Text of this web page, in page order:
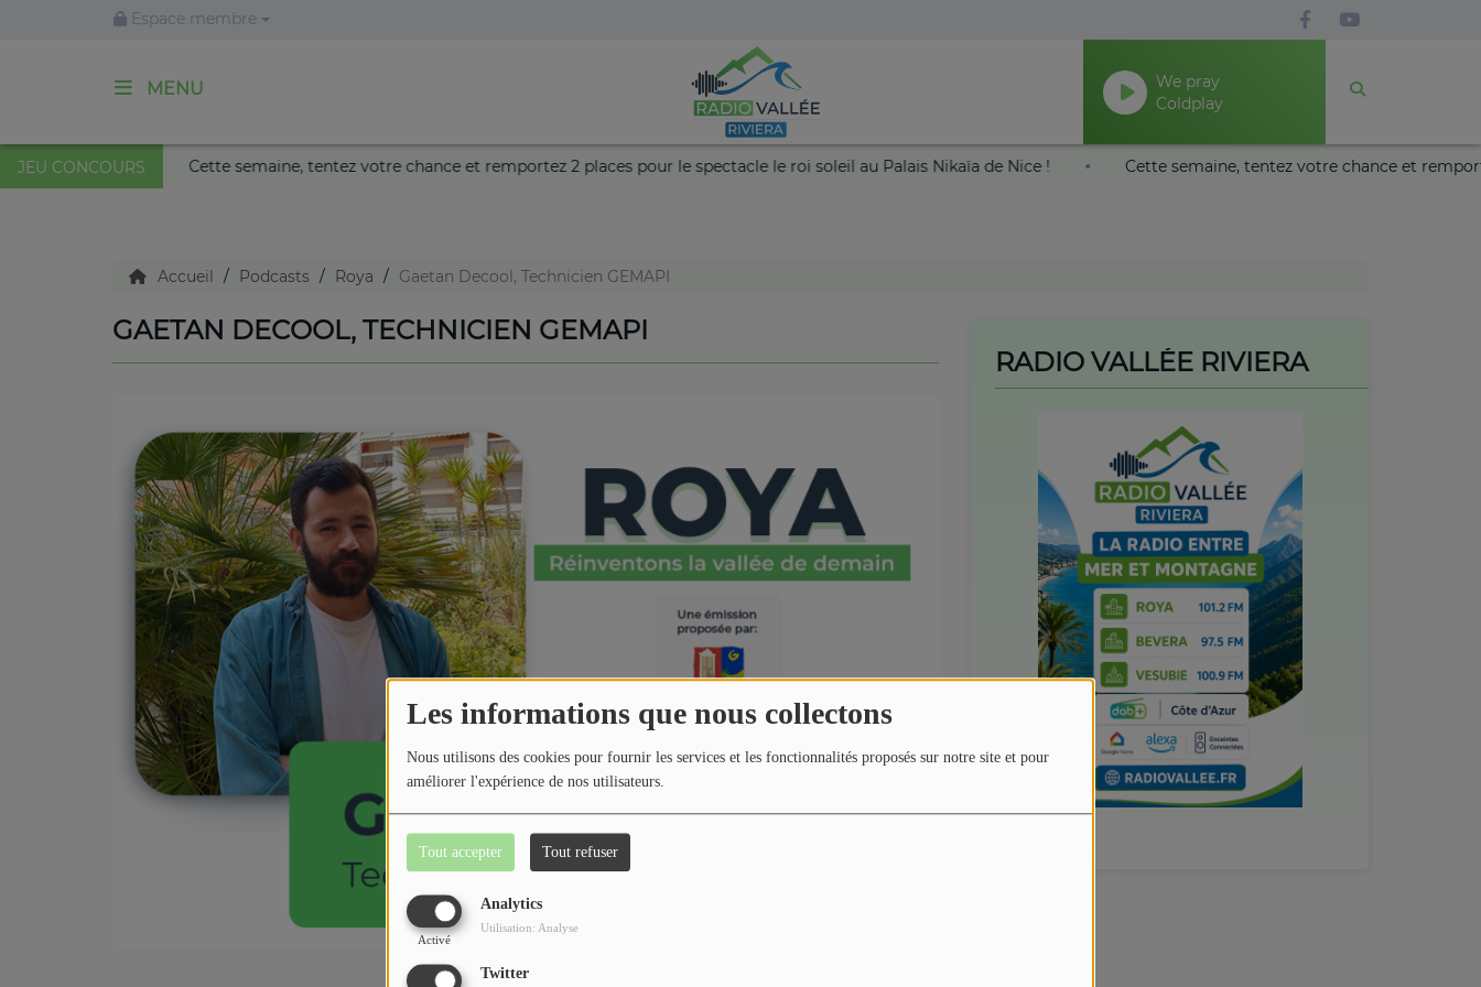
Les informations que nous collectons
Nous utilisons des cookies pour fournir les services et les fonctionnalités proposés sur notre site et pour
améliorer l'expérience de nos utilisateurs.
Tout accepter Tout refuser
Analytics
Activé
Utilisation: Analyse
Twitter
Espace membre
MENU
We pray
Coldplay
JEU CONCOURS
Palais Nikaïa de Nice ! Cette semaine, tentez votre chance et remportez 2 places pour le spectacle le roi soleil au Palais Nikaïa de Nice ! Cette semaine, tentez votre chance
ACCUEIL
Jeu concours
Contactez-nous
Accueil Podcasts Roya Gaetan Decool, Technicien GEMAPI
GAETAN DECOOL, TECHNICIEN GEMAPI
RADIO VALLÉE RIVIERA